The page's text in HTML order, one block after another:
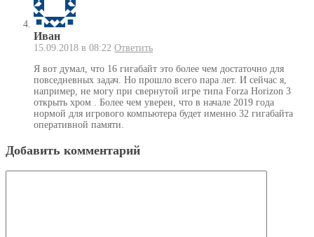
Иван
15.09.2018 в 08:22 Ответить
Я вот думал, что 16 гигабайт это более чем достаточно для
повседневных задач. Но прошло всего пара лет. И сейчас я,
например, не могу при свернутой игре типа Forza Horizon 3
открыть хром . Более чем уверен, что в начале 2019 года
нормой для игрового компьютера будет именно 32 гигабайта
оперативной памяти.
Добавить комментарий